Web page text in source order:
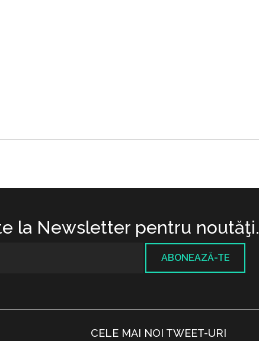
la Newsletter pentru noutăţi.
ABONEAZĂ-TE
CELE MAI NOI TWEET-URI